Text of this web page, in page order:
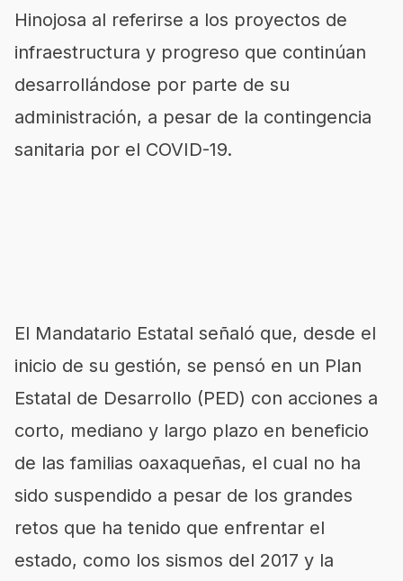
Hinojosa al referirse a los proyectos de
infraestructura y progreso que continúan
desarrollándose por parte de su
administración, a pesar de la contingencia
sanitaria por el COVID-19.
El Mandatario Estatal señaló que, desde el
inicio de su gestión, se pensó en un Plan
Estatal de Desarrollo (PED) con acciones a
corto, mediano y largo plazo en beneficio
de las familias oaxaqueñas, el cual no ha
sido suspendido a pesar de los grandes
retos que ha tenido que enfrentar el
estado, como los sismos del 2017 y la